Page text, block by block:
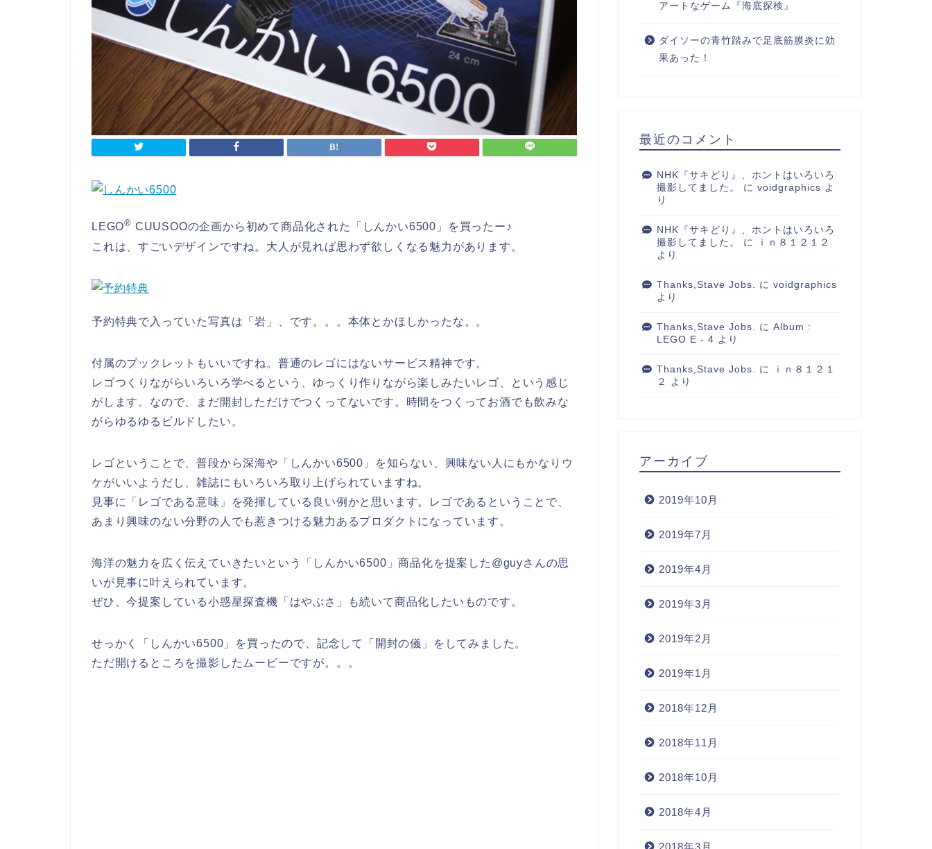
LEGO® CUUSOOの企画から初めて商品化された「しんかい6500」を買ったー♪
これは、すごいデザインですね。大人が見れば思わず欲しくなる魅力があります。
予約特典で入っていた写真は「岩」、です。。。本体とかほしかったな。。
付属のブックレットもいいですね。普通のレゴにはないサービス精神です。
レゴつくりながらいろいろ学べるという、ゆっくり作りながら楽しみたいレゴ、という感じ
がします。なので、まだ開封しただけでつくってないです。時間をつくってお酒でも飲みな
がらゆるゆるビルドしたい。
レゴということで、普段から深海や「しんかい6500」を知らない、興味ない人にもかなりウ
ケがいいようだし、雑誌にもいろいろ取り上げられていますね。
見事に「レゴである意味」を発揮している良い例かと思います。レゴであるということで、
あまり興味のない分野の人でも惹きつける魅力あるプロダクトになっています。
海洋の魅力を広く伝えていきたいという「しんかい6500」商品化を提案した@guyさんの思
いが見事に叶えられています。
ぜひ、今提案している小惑星探査機「はやぶさ」も続いて商品化したいものです。
せっかく「しんかい6500」を買ったので、記念して「開封の儀」をしてみました。
ただ開けるところを撮影したムービーですが。。。
アートなゲーム『海底探検』
ダイソーの青竹踏みで足底筋膜炎に効
果あった！
最近のコメント
NHK『サキどり』、ホントはいろいろ
撮影してました。
に voidgraphics よ
り
NHK『サキどり』、ホントはいろいろ
撮影してました。
に
ｉｎ８１２１２
より
Thanks,Stave Jobs. に voidgraphics
より
Thanks,Stave Jobs. に Album :
LEGO E - 4 より
Thanks,Stave Jobs. に
ｉｎ８１２１
２
より
アーカイブ
2019年10月
2019年7月
2019年4月
2019年3月
2019年2月
2019年1月
2018年12月
2018年11月
2018年10月
2018年4月
2018年3月